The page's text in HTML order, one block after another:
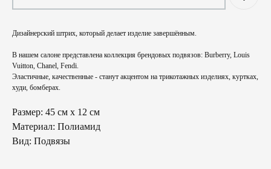
Дизайнерский штрих, который делает изделие завершённым.
В нашем салоне представлена коллекция брендовых подвязов: Burberry, Louis
Vuitton, Chanel, Fendi.
Эластичные, качественные - станут акцентом на трикотажных изделиях, куртках,
худи, бомберах.
Размер: 45 см х 12 см
Материал: Полиамид
Вид: Подвязы